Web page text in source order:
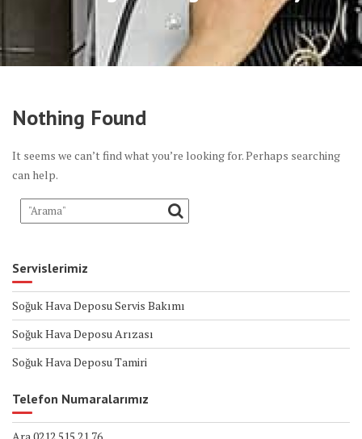
Nothing Found
It seems we can’t find what you’re looking for. Perhaps searching
can help.
Servislerimiz
Soğuk Hava Deposu Servis Bakımı
Soğuk Hava Deposu Arızası
Soğuk Hava Deposu Tamiri
Telefon Numaralarımız
Ara 0212 515 21 76